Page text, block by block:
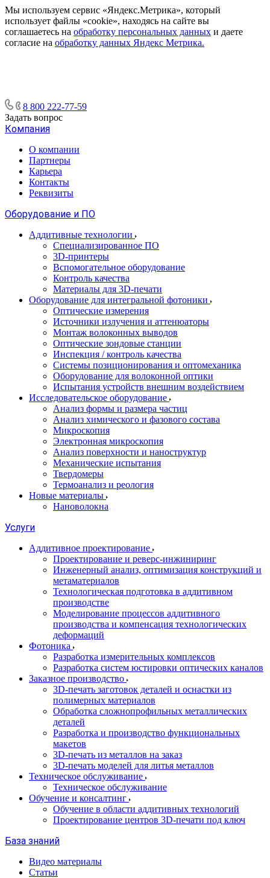
Мы используем сервис «Яндекс.Метрика», который
использует файлы «cookie», находясь на сайте вы
соглашаетесь на обработку персональных данных и даете
согласие на обработку данных Яндекс Метрика.
8 800 222-77-59
Задать вопрос
Компания
О компании
Партнеры
Карьера
Контакты
Реквизиты
Оборудование и ПО
Аддитивные технологии
Специализированное ПО
3D-принтеры
Вспомогательное оборудование
Контроль качества
Материалы для 3D-печати
Оборудование для интегральной фотоники
Оптические измерения
Источники излучения и аттенюаторы
Монтаж волоконных выводов
Оптические зондовые станции
Инспекция / контроль качества
Системы позиционирования и оптомеханика
Оборудование для волоконной оптики
Испытания устройств внешним воздействием
Исследовательское оборудование
Анализ формы и размера частиц
Анализ химического и фазового состава
Микроскопия
Электронная микроскопия
Анализ поверхности и наноструктур
Механические испытания
Твердомеры
Термоанализ и реология
Новые материалы
Нановолокна
Услуги
Аддитивное проектирование
Проектирование и реверс-инжиниринг
Инженерный анализ, оптимизация конструкций и
метаматериалов
Технологическая подготовка в аддитивном
производстве
Моделирование процессов аддитивного
производства и компенсация технологических
деформаций
Фотоника
Разработка измерительных комплексов
Разработка систем юстировки оптических каналов
Заказное производство
3D-печать заготовок деталей и оснастки из
полимерных материалов
Обработка сложнопрофильных металлических
деталей
Разработка и производство функциональных
макетов
3D-печать из металлов на заказ
3D-печать моделей для литья металлов
Техническое обслуживание
Техническое обслуживание
Обучение и консалтинг
Обучение в области аддитивных технологий
Проектирование центров 3D-печати под ключ
База знаний
Видео материалы
Статьи